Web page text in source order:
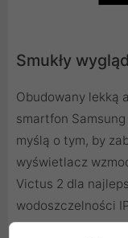
Smukły
Obudowany lekką
smartfon
myślą o tym, by
wyświetlacz
Victus 2 dla
wodoszczelności
szczelny, aby